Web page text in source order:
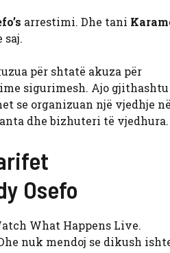
arrestimi. Dhe tani
saj.
për shtatë akuza për
sigurimesh. Ajo gjithashtu
se organizuan një vjedhje në
dhe bizhuteri të vjedhura.
Osefo
What Happens Live.
nuk mendoj se dikush